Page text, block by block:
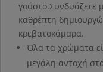
γούστο.Συνδυάζετε
καθρέπτη
κρεβατοκάμαρα.
Όλα τα χρώματα
μεγάλη αντοχή